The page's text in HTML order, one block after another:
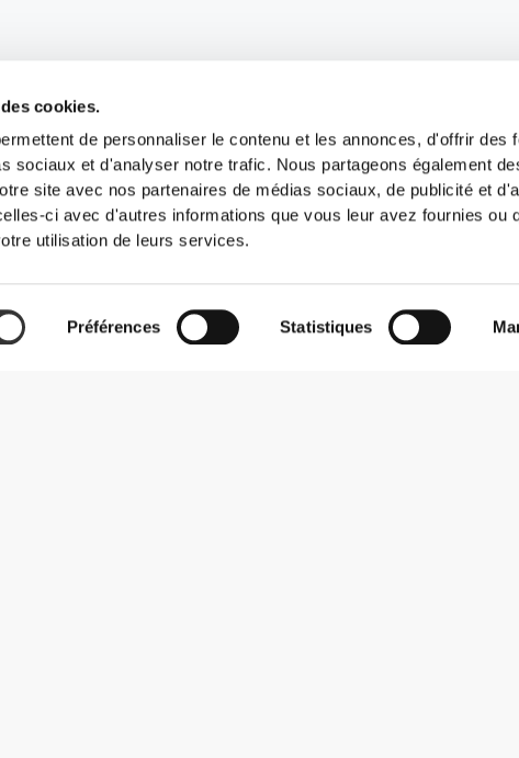
cookies.
de personnaliser le contenu et les annonces, d'offrir des
sociaux et d'analyser notre trafic. Nous partageons également
site avec nos partenaires de médias sociaux, de publicité et
ci avec d'autres informations que vous leur avez fournies ou
utilisation de leurs services.
Préférences Statistiques